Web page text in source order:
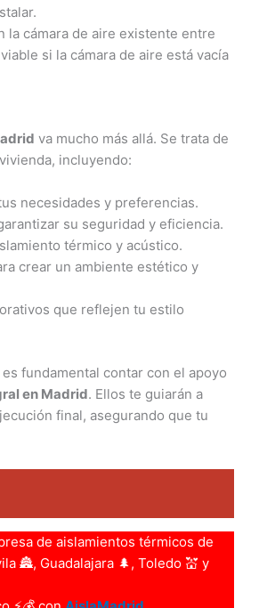
la cámara de aire existente entre
si la cámara de aire está vacía
va mucho más allá. Se trata de
incluyendo:
necesidades y preferencias.
su seguridad y eficiencia.
térmico y acústico.
crear un ambiente estético y
que reflejen tu estilo
fundamental contar con el apoyo
en Madrid. Ellos te guiarán a
final, asegurando que tu
de aislamientos térmicos de
🏯, Guadalajara 🌲, Toledo 💒 y